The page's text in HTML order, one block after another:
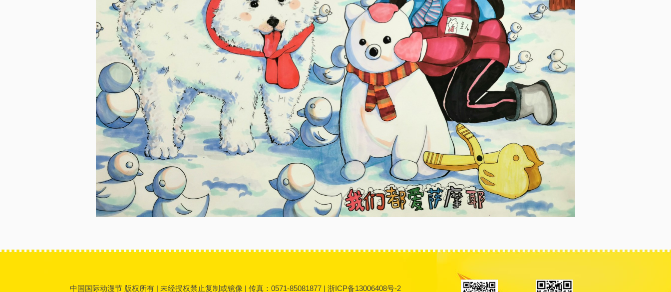
中国国际动漫节 版权所有 | 未经授权禁止复制或镜像 | 传真：0571-85081877 | 浙ICP备13006408号-2